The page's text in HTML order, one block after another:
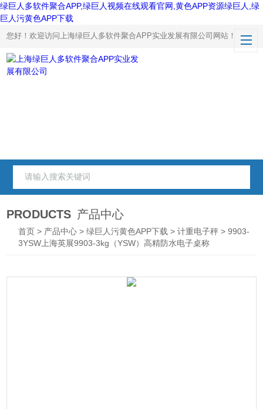
绿巨人多软件聚合APP,绿巨人视频在线观看官网,黄色APP资源绿巨人,绿
巨人污黄色APP下载
您好！欢迎访问上海绿巨人多软件聚合APP实业发展有限公司网站！
PRODUCTS 产品中心
首页 > 产品中心 >绿巨人污黄色APP下载 >计重电子秤 > 9903-
3YSW上海英展9903-3kg（YSW）高精防水电子桌称